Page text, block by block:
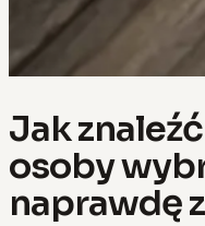
Jak
osoby
naprawdę